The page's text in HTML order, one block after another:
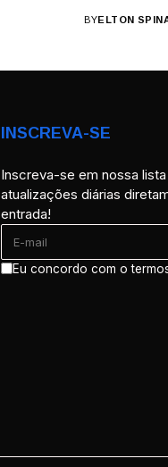
BYELTON
INSCREVA-SE
Inscreva-se em nossa
atualizações diárias
entrada!
Eu concordo com o